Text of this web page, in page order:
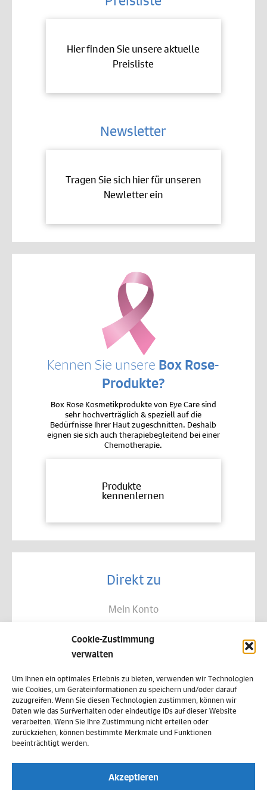
Cookie-Zustimmung
verwalten
Um Ihnen ein optimales Erlebnis zu bieten, verwenden wir Technologien
wie Cookies, um Geräteinformationen zu speichern und/oder darauf
zuzugreifen. Wenn Sie diesen Technologien zustimmen, können wir
Daten wie das Surfverhalten oder eindeutige IDs auf dieser Website
verarbeiten. Wenn Sie Ihre Zustimmung nicht erteilen oder
zurückziehen, können bestimmte Merkmale und Funktionen
beeinträchtigt werden.
Akzeptieren
Hier finden Sie unsere aktuelle
Preisliste
Newsletter
Tragen Sie sich hier für unseren
Newletter ein
Kennen Sie unsere Box Rose-
Produkte?
Box Rose Kosmetikprodukte von Eye Care sind
sehr hochverträglich & speziell auf die
Bedürfnisse Ihrer Haut zugeschnitten. Deshalb
eignen sie sich auch therapiebegleitend bei einer
Chemotherapie.
Produkte
kennenlernen
Direkt zu
Mein Konto
Allgemeine Geschäftsbedingungen
Datenschutz
Widerruf
Zahlungsweisen
Versand & Lieferung
Cookie-Richtlinie (EU)